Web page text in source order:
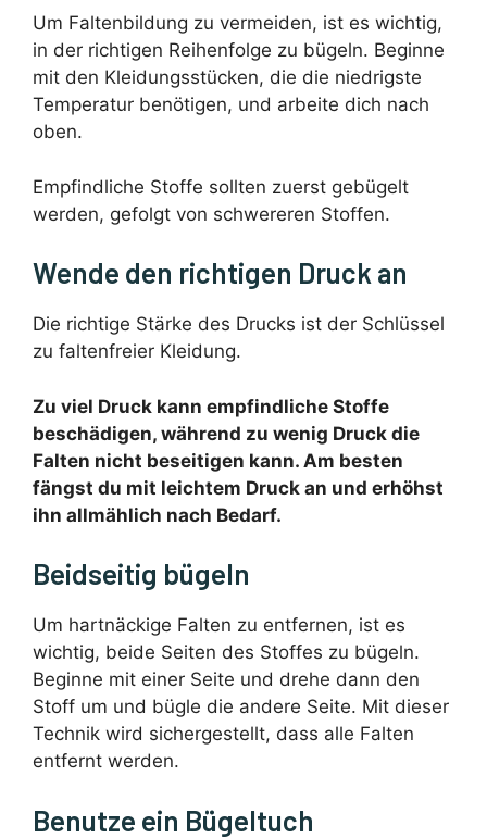
Um Faltenbildung zu vermeiden, ist es wichtig,
in der richtigen Reihenfolge zu bügeln. Beginne
mit den Kleidungsstücken, die die niedrigste
Temperatur benötigen, und arbeite dich nach
oben.
Empfindliche Stoffe sollten zuerst gebügelt
werden, gefolgt von schwereren Stoffen.
Wende den richtigen Druck an
Die richtige Stärke des Drucks ist der Schlüssel
zu faltenfreier Kleidung.
Zu viel Druck kann empfindliche Stoffe
beschädigen, während zu wenig Druck die
Falten nicht beseitigen kann. Am besten
fängst du mit leichtem Druck an und erhöhst
ihn allmählich nach Bedarf.
Beidseitig bügeln
Um hartnäckige Falten zu entfernen, ist es
wichtig, beide Seiten des Stoffes zu bügeln.
Beginne mit einer Seite und drehe dann den
Stoff um und bügle die andere Seite. Mit dieser
Technik wird sichergestellt, dass alle Falten
entfernt werden.
Benutze ein Bügeltuch